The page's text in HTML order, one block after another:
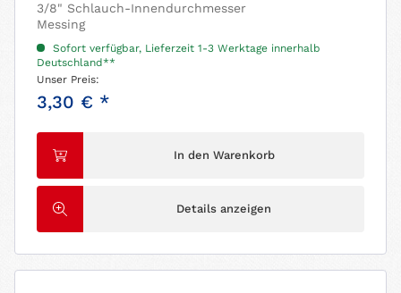
3/8" Schlauch-Innendurchmesser
Messing
Sofort verfügbar, Lieferzeit 1-3 Werktage innerhalb
Deutschland**
Unser Preis:
3,30 € *
In den Warenkorb
Details anzeigen